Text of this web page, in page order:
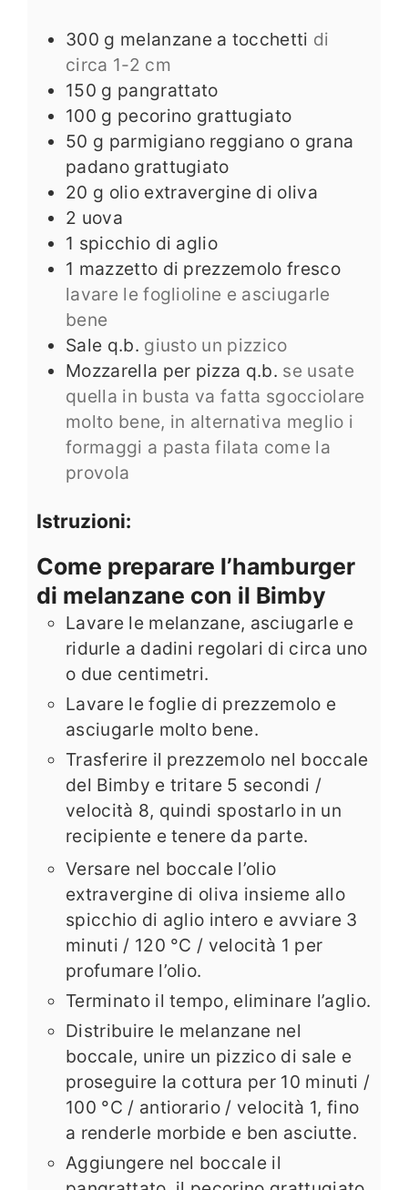
300 g melanzane a tocchetti di
circa 1-2 cm
150 g pangrattato
100 g pecorino grattugiato
50 g parmigiano reggiano o grana
padano grattugiato
20 g olio extravergine di oliva
2 uova
1 spicchio di aglio
1 mazzetto di prezzemolo fresco
lavare le foglioline e asciugarle
bene
Sale q.b. giusto un pizzico
Mozzarella per pizza q.b. se usate
quella in busta va fatta sgocciolare
molto bene, in alternativa meglio i
formaggi a pasta filata come la
provola
Istruzioni:
Come preparare l’hamburger
di melanzane con il Bimby
Lavare le melanzane, asciugarle e
ridurle a dadini regolari di circa uno
o due centimetri.
Lavare le foglie di prezzemolo e
asciugarle molto bene.
Trasferire il prezzemolo nel boccale
del Bimby e tritare 5 secondi /
velocità 8, quindi spostarlo in un
recipiente e tenere da parte.
Versare nel boccale l’olio
extravergine di oliva insieme allo
spicchio di aglio intero e avviare 3
minuti / 120 °C / velocità 1 per
profumare l’olio.
Terminato il tempo, eliminare l’aglio.
Distribuire le melanzane nel
boccale, unire un pizzico di sale e
proseguire la cottura per 10 minuti /
100 °C / antiorario / velocità 1, fino
a renderle morbide e ben asciutte.
Aggiungere nel boccale il